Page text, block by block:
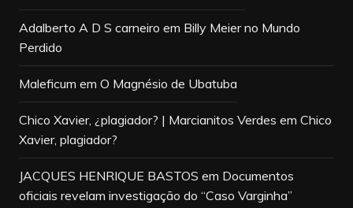
Adalberto A D S carneiro em Billy Meier no Mundo
Perdido
Maleficum em O Magnésio de Ubatuba
Chico Xavier, ¿plagiador? | Marcianitos Verdes em Chico
Xavier, plagiador?
JACQUES HENRIQUE BASTOS em Documentos
oficiais revelam investigação do “Caso Varginha”